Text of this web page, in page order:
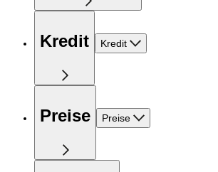
Kredit Kredit
Preise Preise